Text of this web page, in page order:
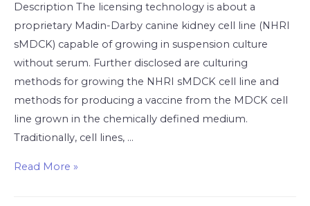
Description The licensing technology is about a
proprietary Madin-Darby canine kidney cell line (NHRI
sMDCK) capable of growing in suspension culture
without serum. Further disclosed are culturing
methods for growing the NHRI sMDCK cell line and
methods for producing a vaccine from the MDCK cell
line grown in the chemically defined medium.
Traditionally, cell lines, …
Read More »